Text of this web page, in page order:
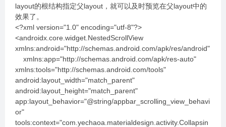
layout的根结构指定父layout，就可以及时预览在父layout中的
效果了。
<?xml version="1.0" encoding="utf-8"?>
<androidx.core.widget.NestedScrollView
xmlns:android="http://schemas.android.com/apk/res/android"
xmlns:app="http://schemas.android.com/apk/res-auto"
xmlns:tools="http://schemas.android.com/tools"
android:layout_width="match_parent"
android:layout_height="match_parent"
app:layout_behavior="@string/appbar_scrolling_view_behavi
or"
tools:context="com.yechaoa.materialdesign.activity.Collapsin